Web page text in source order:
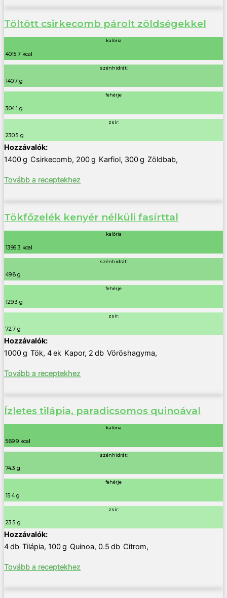
Töltött csirkecomb párolt zöldségekkel
kalória
4015.7 kcal
szénhidrát:
140.7 g
fehérje
304.1 g
zsír:
230.5 g
1400g Csirkecomb, 200g Karfiol, 300g Zöldbab,
Tovább a receptekhez
Tökfőzelék kenyér nélküli fasírttal
kalória
1395.3 kcal
szénhidrát:
49.8 g
fehérje
129.3 g
zsír:
72.7 g
1000g Tök, 4ek Kapor, 2 db Vöröshagyma,
Tovább a receptekhez
Ízletes tilápia, paradicsomos quinoával
kalória
569.9 kcal
szénhidrát:
74.3 g
fehérje
15.4 g
zsír:
23.5 g
4db Tilápia, 100g Quinoa, 0.5 db Citrom,
Tovább a receptekhez